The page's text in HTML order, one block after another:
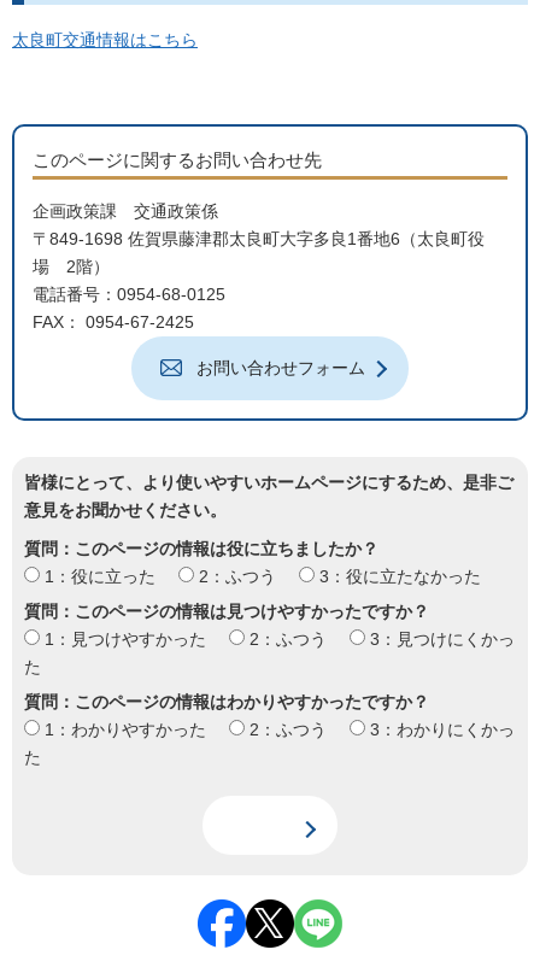
太良町交通情報はこちら
このページに関するお問い合わせ先
企画政策課 交通政策係
〒849-1698 佐賀県藤津郡太良町大字多良1番地6（太良町役
場 2階）
電話番号：0954-68-0125
FAX： 0954-67-2425
お問い合わせフォーム
皆様にとって、より使いやすいホームページにするため、是非ご
意見をお聞かせください。
質問：このページの情報は役に立ちましたか？
1：役に立った
2：ふつう
3：役に立たなかった
質問：このページの情報は見つけやすかったですか？
1：見つけやすかった
2：ふつう
3：見つけにくかっ
た
質問：このページの情報はわかりやすかったですか？
1：わかりやすかった
2：ふつう
3：わかりにくかっ
た